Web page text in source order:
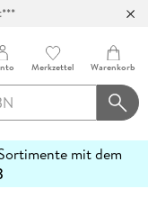
Merkzettel Warenkorb
mit dem